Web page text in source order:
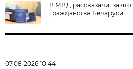
В МВД рассказали, за
гражданства Беларуси
07.08.2026 10:44